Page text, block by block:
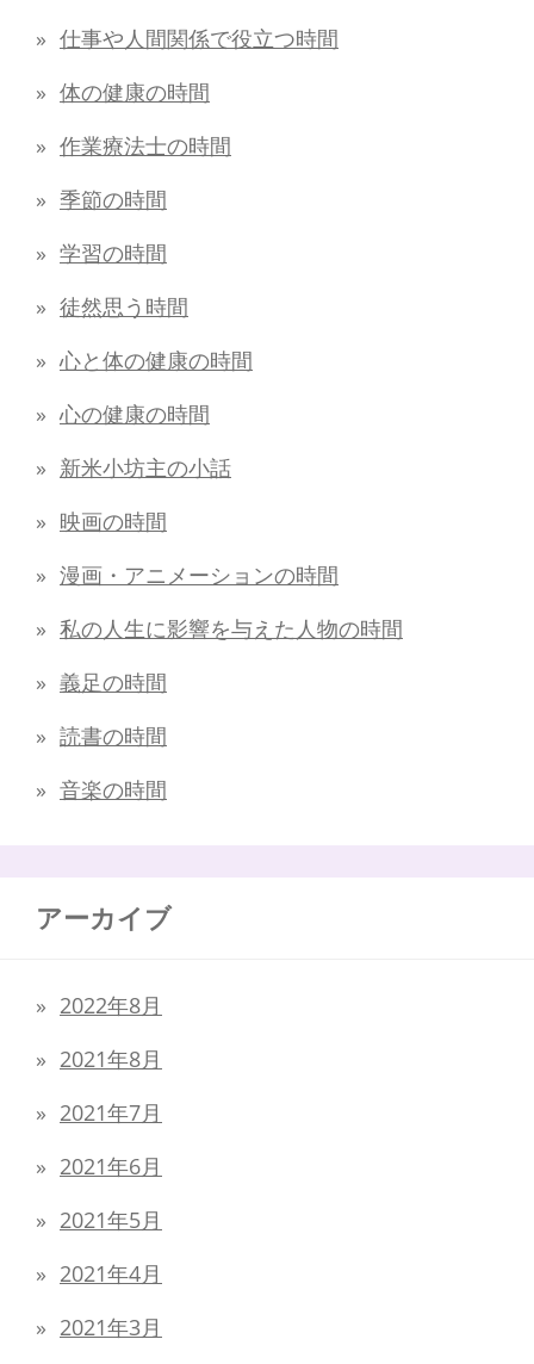
仕事や人間関係で役立つ時間
体の健康の時間
作業療法士の時間
季節の時間
学習の時間
徒然思う時間
心と体の健康の時間
心の健康の時間
新米小坊主の小話
映画の時間
漫画・アニメーションの時間
私の人生に影響を与えた人物の時間
義足の時間
読書の時間
音楽の時間
アーカイブ
2022年8月
2021年8月
2021年7月
2021年6月
2021年5月
2021年4月
2021年3月